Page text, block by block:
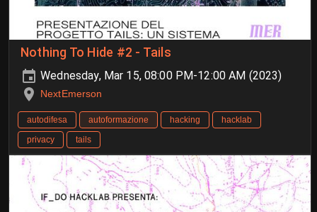
Nothing To Hide #2 - Tails
Wednesday, Mar 15, 08:00 PM-12:00 AM (2023)
NextEmerson
autodifesa autoformazione hacking
hacklab
privacy
tails